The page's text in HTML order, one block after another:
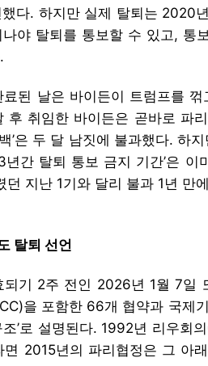
다. 하지만 실제 탈퇴는 2020
야 탈퇴를 통보할 수 있고, 통
된 날은 바이든이 트럼프를
취임한 바이든은 곧바로 파
’은 두 달 남짓에 불과했다. 하
간 탈퇴 통보 금지 기간’은 이
지난 1기와 달리 불과 1년 만
탈퇴 선언
기 2주 전인 2026년 1월 7일
을 포함한 66개 협약과 국제
’로 설명된다. 1992년 리우회
2015년의 파리협정은 그 아